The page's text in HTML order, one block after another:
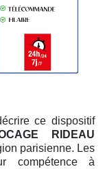
ce dispositif
RIDEAU
parisienne. Les
compétence à